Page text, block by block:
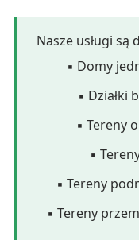
Nasze usługi
▪ Domy
▪ Działki
▪ Tereny
▪
▪ Tereny
▪ Tereny